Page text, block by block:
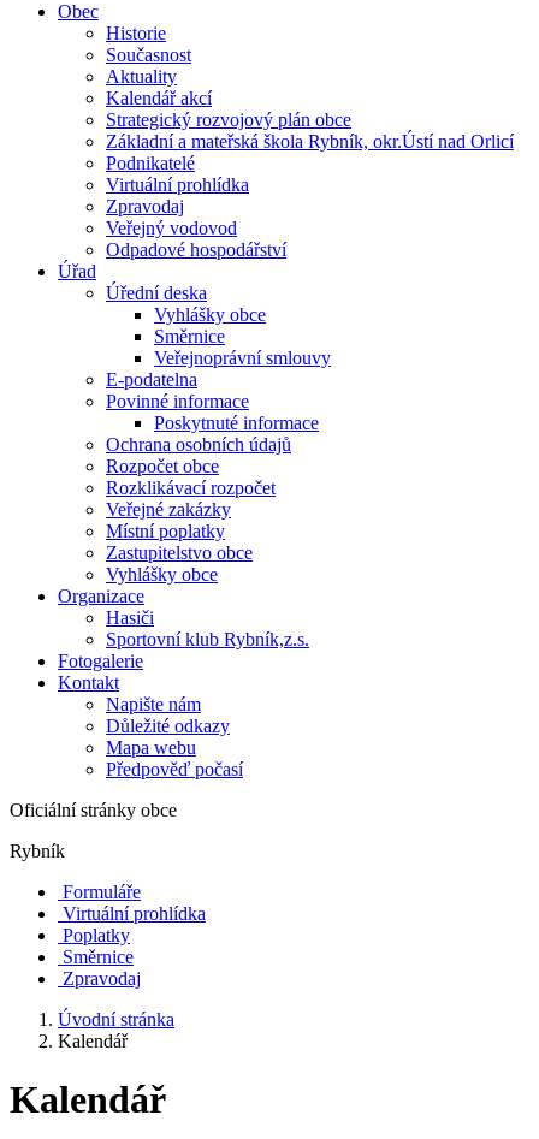
Obec
Historie
Současnost
Aktuality
Kalendář akcí
Strategický rozvojový plán obce
Základní a mateřská škola Rybník, okr.Ústí nad Orlicí
Podnikatelé
Virtuální prohlídka
Zpravodaj
Veřejný vodovod
Odpadové hospodářství
Úřad
Úřední deska
Vyhlášky obce
Směrnice
Veřejnoprávní smlouvy
E-podatelna
Povinné informace
Poskytnuté informace
Ochrana osobních údajů
Rozpočet obce
Rozklikávací rozpočet
Veřejné zakázky
Místní poplatky
Zastupitelstvo obce
Vyhlášky obce
Organizace
Hasiči
Sportovní klub Rybník,z.s.
Fotogalerie
Kontakt
Napište nám
Důležité odkazy
Mapa webu
Předpověď počasí
Oficiální stránky obce
Rybník
Formuláře
Virtuální prohlídka
Poplatky
Směrnice
Zpravodaj
Úvodní stránka
Kalendář
Kalendář